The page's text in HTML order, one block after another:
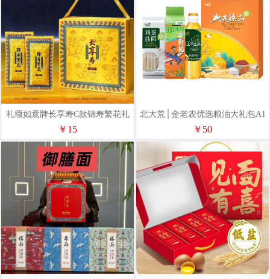
礼颂如意牌长享寿C款锦寿繁花礼
盒600克
￥15
北大荒│金老农优选粮油大礼包A1
￥50